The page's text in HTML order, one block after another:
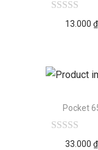
13.000₫
Pocket
33.000₫